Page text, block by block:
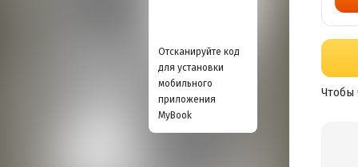
Отсканируйте код
для установки
мобильного
приложения
MyBook
Чтобы